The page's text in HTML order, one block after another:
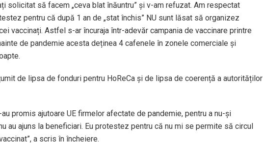
solicitat să facem „ceva blat înăuntru” și v-am refuzat. Am respectat
pentru că după 1 an de „stat închis” NU sunt lăsat să organizez
vaccinați. Astfel s-ar încuraja într-adevăr campania de vaccinare printre
de pandemie acesta deținea 4 cafenele în zonele comerciale și
de lipsa de fonduri pentru HoReCa și de lipsa de coerență a autorităților
promis ajutoare UE firmelor afectate de pandemie, pentru a nu-și
au ajuns la beneficiari. Eu protestez pentru că nu mi se permite să circul
a scris în încheiere.